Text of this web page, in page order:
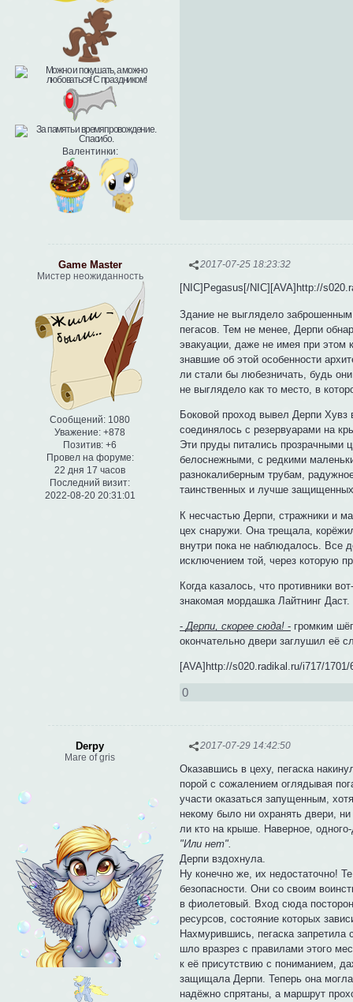
Валентинки:
2017-07-25 18:23:32
Game Master
Мистер неожиданность
Сообщений: 1080
Уважение: +878
Позитив: +6
Провел на форуме:
22 дня 17 часов
Последний визит:
2022-08-20 20:31:01
[NIC]Pegasus[/NIC][AVA]http://
Здание не выглядело
пегасов. Тем не менее, Дерпи
эвакуации, даже не имея при этом
знавшие об этой особенности
ли стали бы любезничать, будь
не выглядело как то место, в
Боковой проход вывел Дерпи
соединялось с резервуарами на
Эти пруды питались прозрачными
белоснежными, с редкими
разнокалиберным трубам,
таинственных и лучше
К несчастью Дерпи, стражники и
цех снаружи. Она трещала,
внутри пока не наблюдалось. Все
исключением той, через которую
Когда казалось, что противники
знакомая мордашка Лайтнинг
-Дерпи, скорее сюда! - громким
окончательно двери заглушил её
[AVA]http://s020.radikal.ru/i717/
0
2017-07-29 14:42:50
Derpy
Mare of gris
Оказавшись в цеху, пегаска
порой с сожалением оглядывая
участи оказаться запущенным,
некому было ни охранять двери,
ли кто на крыше. Наверное,
"Или нет".
Дерпи вздохнула.
Ну конечно же, их недостаточно!
безопасности. Они со своим
в фиолетовый. Вход сюда
ресурсов, состояние которых
Нахмурившись, пегаска запретила
шло вразрез с правилами этого
к её присутствию с пониманием,
защищала Дерпи. Теперь она
надёжно спрятаны, а маршрут